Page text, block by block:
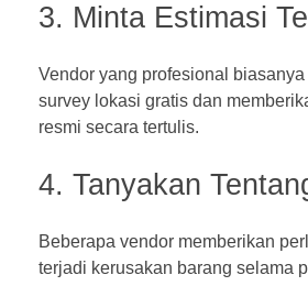
3. Minta Estimasi
Vendor yang profesional
survey lokasi gratis dan
resmi secara tertulis.
4. Tanyakan
Beberapa vendor memberikan
terjadi kerusakan barang selama